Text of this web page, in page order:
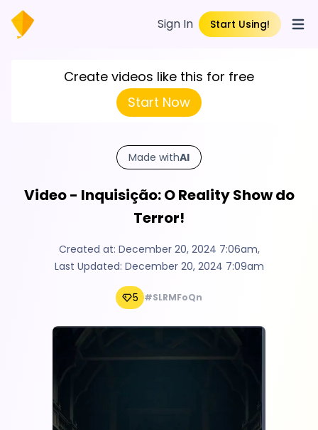
Sign In Start Using!
Create videos like this for free
Start Now
Made withAI
Video - Inquisição: O Reality Show do
Terror!
Created at: December 20, 2024 7:06am,
Last Updated: December 20, 2024 7:09am
5 #SLRMFoQn